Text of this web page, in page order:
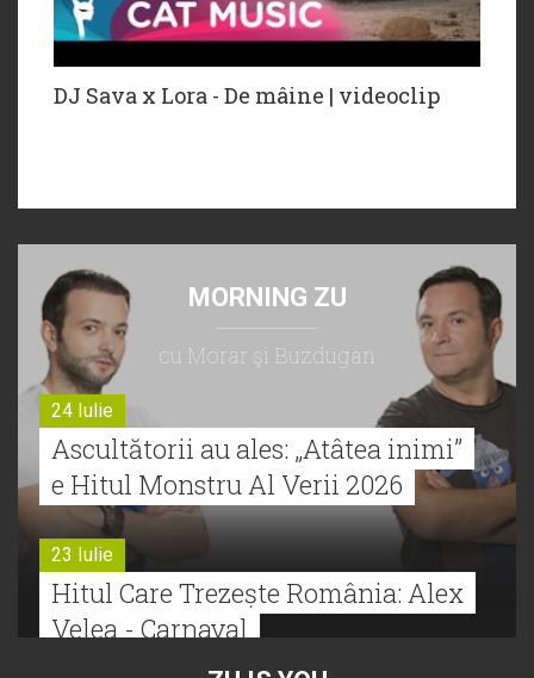
DJ Sava x Lora - De mâine | videoclip
MORNING ZU
cu Morar şi Buzdugan
24 Iulie
Ascultătorii au ales: „Atâtea inimi”
e Hitul Monstru Al Verii 2026
23 Iulie
Hitul Care Trezește România: Alex
Velea - Carnaval